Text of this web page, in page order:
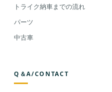
トライク納車までの流れ
パーツ
中古車
Q＆A/CONTACT